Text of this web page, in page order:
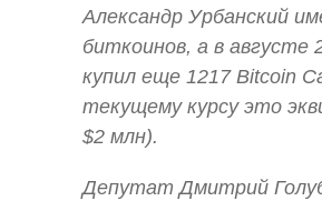
Александр Урбанский
биткоинов, а в августе
купил еще 1217 Bitcoin
текущему курсу это
$2 млн).
Депутат Дмитрий